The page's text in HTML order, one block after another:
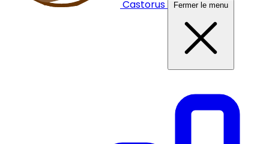
Castorus Fermer le menu